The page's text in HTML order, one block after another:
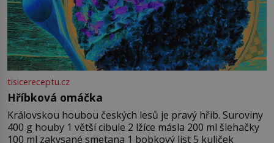
tisicereceptu.cz
Hříbková omáčka
Královskou houbou českých lesů je pravý hřib. Suroviny
400 g houby 1 větší cibule 2 lžíce másla 200 ml šlehačky
100 ml zakysané smetana 1 bobkový list 5 kuliček